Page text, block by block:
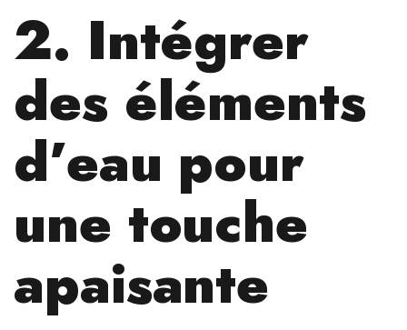
2. Intégrer
des éléments
d’eau pour
une touche
apaisante